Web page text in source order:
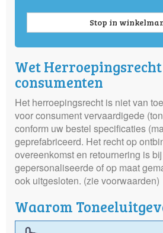
Stop in
Wet Herroepingsrecht
consumenten
Het herroepingsrecht is niet van
voor consument vervaardigede
conform uw bestel specificaties
geprefabriceerd. Het recht op
overeenkomst en retournering is
gepersonaliseerde of op maat
ook uitgesloten. (zie voorwaarden)
Waarom